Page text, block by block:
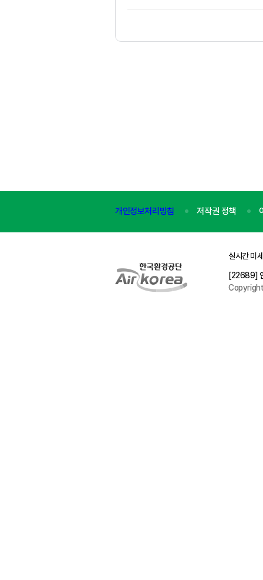
개인정보처리방침 저작권 정책
실시간 미
[22689]